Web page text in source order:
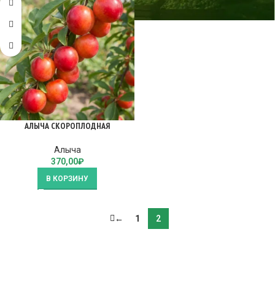
АЛЫЧА СКОРОПЛОДНАЯ
Алыча
370,00₽
В КОРЗИНУ
← 1 2